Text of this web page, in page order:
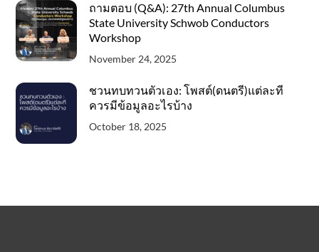
ถามตอบ (Q&A): 27th Annual Columbus
State University Schwob Conductors
Workshop
November 24, 2025
ชวนทบทวนตัวเอง: โพสต์(ดนตรี)แต่ละที
ควรมีข้อมูลอะไรบ้าง
October 18, 2025